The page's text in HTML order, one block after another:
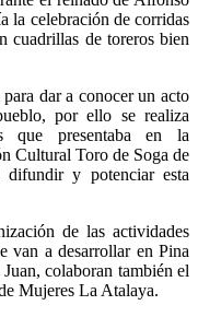
la celebración de corridas
cuadrillas de toreros bien
dar a conocer un acto
por ello se realiza
que presentaba en la
Cultural Toro de Soga de
y potenciar esta
de las actividades
van a desarrollar en Pina
colaboran también el
Mujeres La Atalaya.